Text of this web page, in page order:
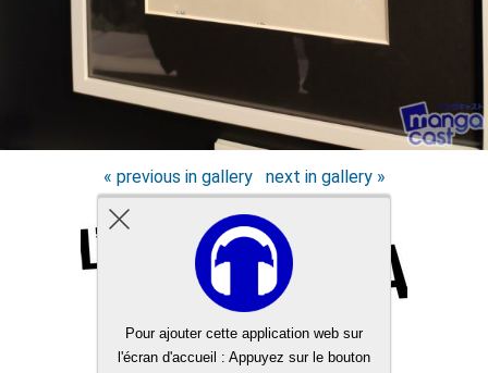
« previous in gallery next in gallery »